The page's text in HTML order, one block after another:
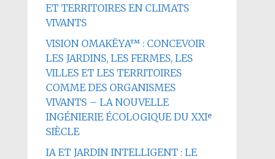
ET TERRITOIRES EN CLIMATS
VIVANTS
VISION OMAKËYA™ : CONCEVOIR
LES JARDINS, LES FERMES, LES
VILLES ET LES TERRITOIRES
COMME DES ORGANISMES
VIVANTS – LA NOUVELLE
INGÉNIERIE ÉCOLOGIQUE DU XXIᵉ
SIÈCLE
IA ET JARDIN INTELLIGENT : LE